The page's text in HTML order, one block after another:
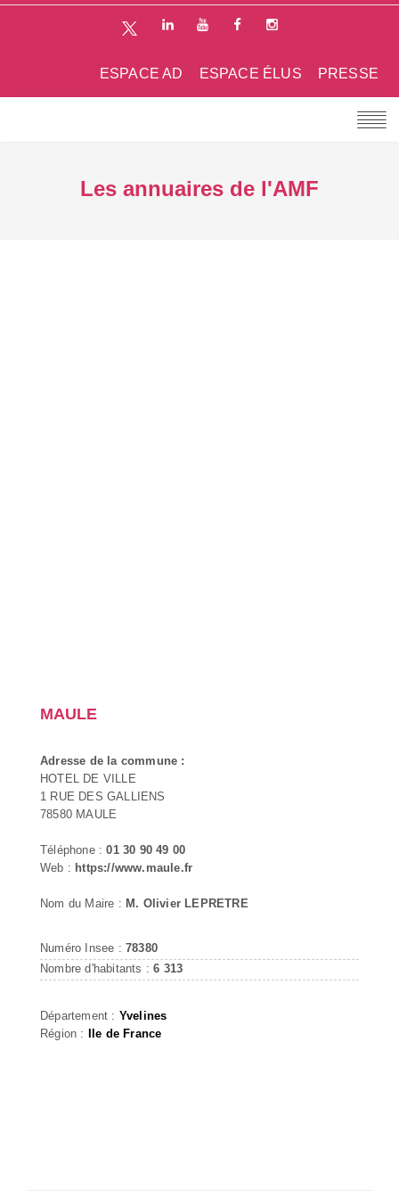
PRESSE
ESPACE ÉLUS
ESPACE AD
Les annuaires de l'AMF
MAULE
Adresse de la commune :
HOTEL DE VILLE
1 RUE DES GALLIENS
78580 MAULE
Téléphone :01 30 90 49 00
Web : https://www.maule.fr
Nom du Maire : M. Olivier LEPRETRE
Numéro Insee : 78380
Nombre d'habitants :6 313
Département : Yvelines
Région : Ile de France